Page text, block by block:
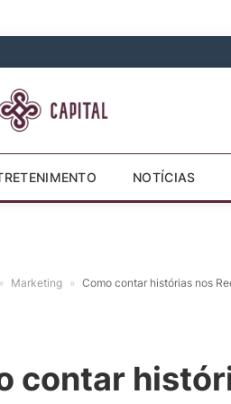
NOTÍCIAS
» Marketing » Como contar histórias nos
contar